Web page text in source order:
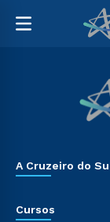
A Cruzeiro do
Cursos